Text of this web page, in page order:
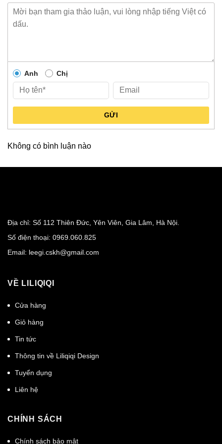
Anh Chị
GỬI
Không có bình luận nào
Địa chỉ: Số 112 Thiên Đức, Yên Viên, Gia Lâm, Hà Nội.
Số điện thoại: 0969.060.825
Email: leegi.cskh@gmail.com
VỀ LILIQIQI
Cửa hàng
Giỏ hàng
Tin tức
Thông tin về Liliqiqi Design
Tuyển dụng
Liên hệ
CHÍNH SÁCH
Chính sách bảo mật